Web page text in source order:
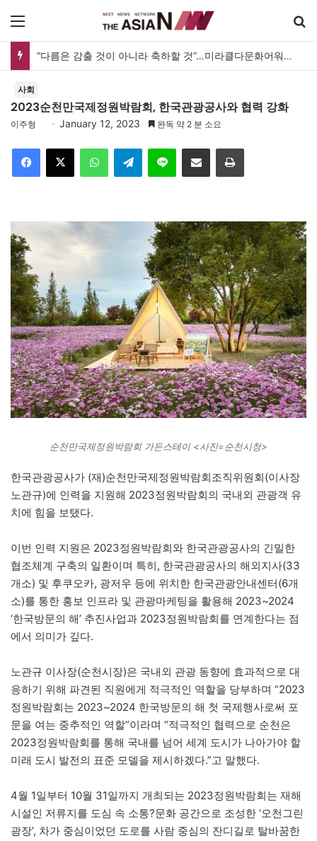
“다름은 감출 것이 아니라 축하할 것”…미라클다문화어워드가 그리는 ‘공존’의 미래
사회
2023순천만국제정원박람회, 한국관광공사와 협력 강화
이주형 January 12, 2023 완독 약 2 분 소요
Telegram 이메일
순천만국제정원박람회 가든스테이 <사진=순천시청>
한국관광공사가 (재)순천만국제정원박람회조직위원회(이사장
노관규)에 인력을 지원해 2023정원박람회의 국내외 관광객 유
치에 힘을 보탰다.
이번 인력 지원은 2023정원박람회와 한국관광공사의 긴밀한
협조체계 구축의 일환이며 특히, 한국관광공사의 해외지사(33
개소) 및 후쿠오카, 광저우 등에 위치한 한국관광안내센터(6개
소)를 통한 홍보 인프라 및 관광마케팅을 활용해 2023~2024
‘한국방문의 해’ 추진사업과 2023정원박람회를 연계한다는 점
에서 의미가 깊다.
노관규 이사장(순천시장)은 국내외 관광 동향에 효과적으로 대
응하기 위해 파견된 직원에게 적극적인 역할을 당부하며 “2023
정원박람회는 2023~2024 한국방문의 해 첫 국제행사로써 포
문을 여는 중추적인 역할”이라며 “적극적인 협력으로 순천은
2023정원박람회를 통해 국내를 넘어 세계 도시가 나아가야 할
미래 도시 발전의 표준 모델을 제시하겠다.”고 말했다.
4월 1일부터 10월 31일까지 개최되는 2023정원박람회는 재해
시설인 저류지를 도심 속 소통?문화 공간으로 조성한 ‘오천그린
광장’, 차가 중심이었던 도로를 사람 중심의 잔디길로 탈바꿈한